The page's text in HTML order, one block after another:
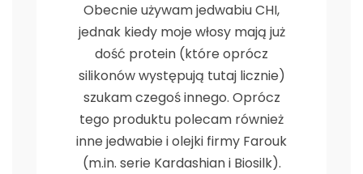
Obecnie używam jedwabiu CHI,
jednak kiedy moje włosy mają już
dość protein (które oprócz
silikonów występują tutaj licznie)
szukam czegoś innego. Oprócz
tego produktu polecam również
inne jedwabie i olejki firmy Farouk
(m.in. serie Kardashian i Biosilk).